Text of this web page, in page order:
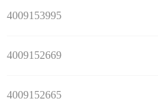
4009153995
4009152669
4009152665